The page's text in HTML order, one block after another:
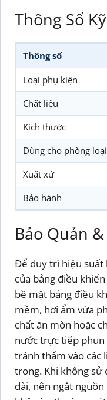
Thông Số
Thông số
Loại phụ kiện
Chất liệu
Kích thước
Dùng cho phòng
Xuất xứ
Bảo hành
Bảo Quản
Để duy trì hiệu suất
của bảng điều
bề mặt bảng điều
mềm, hơi ẩm vừa
chất ăn mòn hoặc
nước trực tiếp
tránh thấm vào các
trong. Khi không sử
dài, nên ngắt